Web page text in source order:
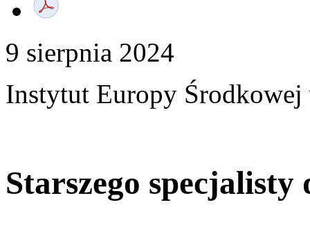
9 sierpnia 2024
Instytut Europy
Starszego